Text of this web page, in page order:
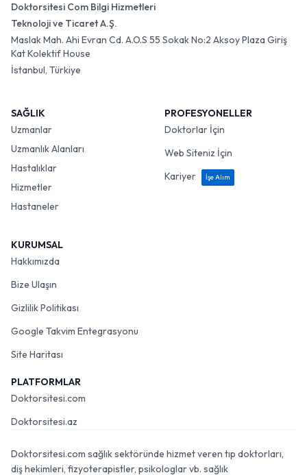
Doktorsitesi Com Bilgi Hizmetleri
Teknoloji ve Ticaret A.Ş.
Maslak Mah. Ahi Evran Cd. A.O.S 55 Sokak No:2 Aksoy Plaza Giriş
Kat Kolektif House
İstanbul, Türkiye
SAĞLIK
Uzmanlar
Uzmanlık Alanları
Hastalıklar
Hizmetler
Hastaneler
PROFESYONELLER
Doktorlar İçin
Web Siteniz İçin
Kariyer
İşe Alım
KURUMSAL
Hakkımızda
Bize Ulaşın
Gizlilik Politikası
Google Takvim Entegrasyonu
Site Haritası
PLATFORMLAR
Doktorsitesi.com
Doktorsitesi.az
Doktorsitesi.com sağlık sektöründe hizmet veren tıp doktorları,
diş hekimleri, fizyoterapistler, psikologlar vb. sağlık